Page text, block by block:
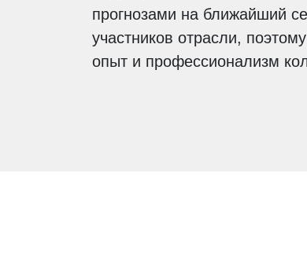
прогнозами на ближайший
участников отрасли,
опыт и профессионализм